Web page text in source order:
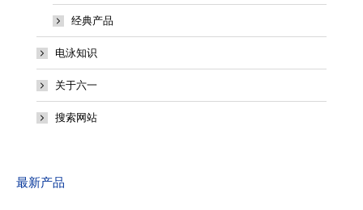
经典产品
电泳知识
关于六一
搜索网站
最新产品